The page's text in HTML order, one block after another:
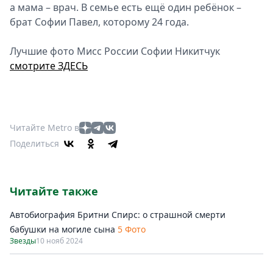
а мама – врач. В семье есть ещё один ребёнок –
брат Софии Павел, которому 24 года.
Лучшие фото Мисс России Софии Никитчук
смотрите ЗДЕСЬ
Читайте Metro в
Поделиться
Читайте также
Автобиография Бритни Спирс: о страшной смерти
бабушки на могиле сына 5 Фото
Звезды10 нояб 2024